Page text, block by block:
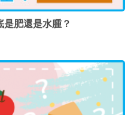
肥還是水腫？